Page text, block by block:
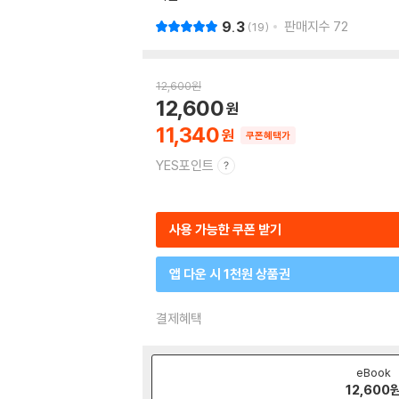
9.3 19 판매지수 72
12,600원
11,340
12,600
쿠폰혜택가
YES포인트
사용 가능한 쿠폰 받기
앱 다운 시 1천원 상품권
결제혜택
eBook
12,600